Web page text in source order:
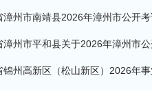
漳州市南靖县2026年漳州市公开
漳州市平和县关于2026年漳州市
锦州高新区（松山新区）2026年